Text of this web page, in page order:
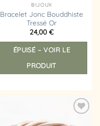
BIJOUX
Bracelet Jonc Bouddhiste
Tressé Or
24,00 €
ÉPUISÉ – VOIR LE
PRODUIT